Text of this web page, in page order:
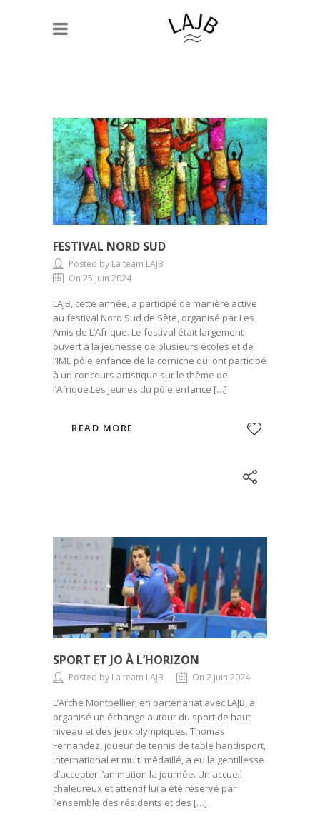
FESTIVAL NORD SUD
Posted by La team LAJB
On 25 juin 2024
LAJB, cette année, a participé de manière active
au festival Nord Sud de Sète, organisé par Les
Amis de L’Afrique. Le festival était largement
ouvert à la jeunesse de plusieurs écoles et de
l’IME pôle enfance de la corniche qui ont participé
à un concours artistique sur le thème de
l’Afrique.Les jeunes du pôle enfance […]
READ MORE
SPORT ET JO À L’HORIZON
Posted by La team LAJB On 2 juin 2024
L’Arche Montpellier, en partenariat avec LAJB, a
organisé un échange autour du sport de haut
niveau et des jeux olympiques. Thomas
Fernandez, joueur de tennis de table handisport,
international et multi médaillé, a eu la gentillesse
d’accepter l’animation la journée. Un accueil
chaleureux et attentif lui a été réservé par
l’ensemble des résidents et des […]